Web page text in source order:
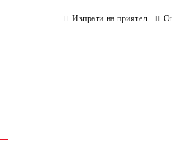
Изпрати на приятел